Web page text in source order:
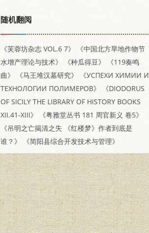
随机翻阅
《芙蓉坊杂志 VOL.6 7》
《中国北方旱地作物节
水增产理论与技术》
《种瓜得豆》
《119奏鸣
曲》
《马王堆汉墓研究》
《УСПЕХИ ХИМИИ И
ТЕХНОЛОГИИ ПОЛИМЕРОВ》
《DIODORUS
OF SICILY THE LIBRARY OF HISTORY BOOKS
XII.41-XIII》
《粤雅堂丛书 181 周官新义 卷5》
《吊明之亡揭清之失 《红楼梦》作者到底是
谁？》
《简阳县综合开发技术与管理》